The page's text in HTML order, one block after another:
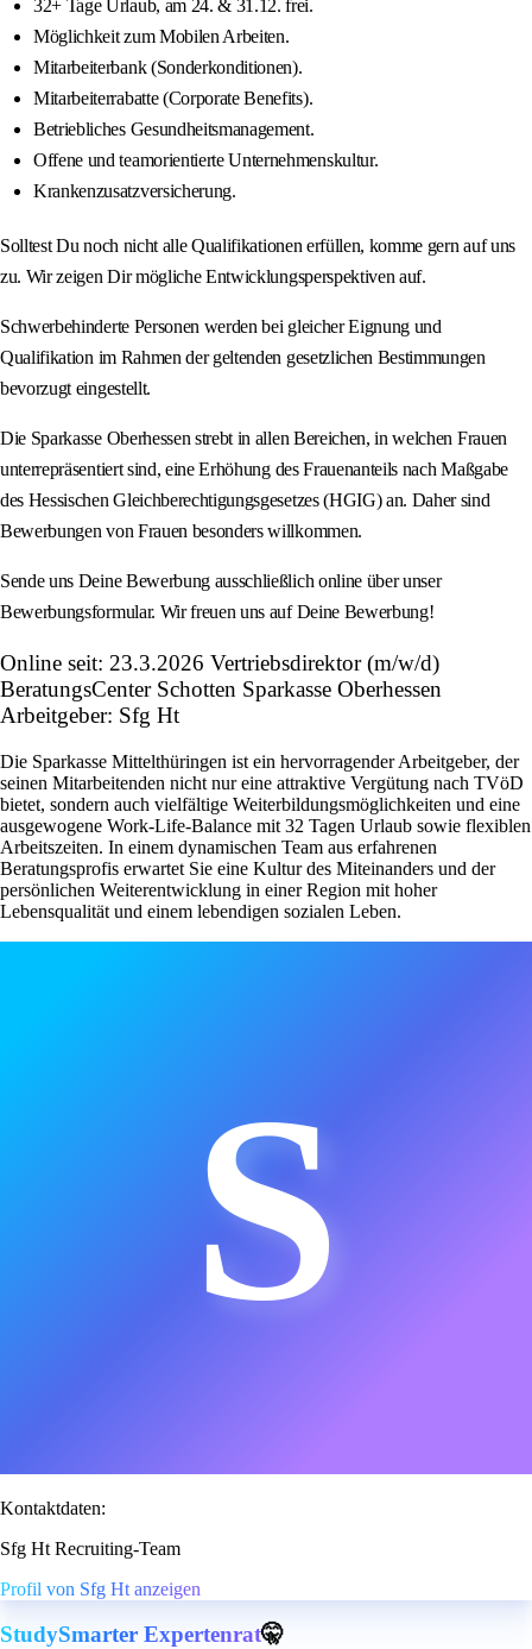
32+ Tage Urlaub, am 24. & 31.12. frei.
Möglichkeit zum Mobilen Arbeiten.
Mitarbeiterbank (Sonderkonditionen).
Mitarbeiterrabatte (Corporate Benefits).
Betriebliches Gesundheitsmanagement.
Offene und teamorientierte Unternehmenskultur.
Krankenzusatzversicherung.
Solltest Du noch nicht alle Qualifikationen erfüllen, komme gern auf uns
zu. Wir zeigen Dir mögliche Entwicklungsperspektiven auf.
Schwerbehinderte Personen werden bei gleicher Eignung und
Qualifikation im Rahmen der geltenden gesetzlichen Bestimmungen
bevorzugt eingestellt.
Die Sparkasse Oberhessen strebt in allen Bereichen, in welchen Frauen
unterrepräsentiert sind, eine Erhöhung des Frauenanteils nach Maßgabe
des Hessischen Gleichberechtigungsgesetzes (HGIG) an. Daher sind
Bewerbungen von Frauen besonders willkommen.
Sende uns Deine Bewerbung ausschließlich online über unser
Bewerbungsformular. Wir freuen uns auf Deine Bewerbung!
Online seit: 23.3.2026 Vertriebsdirektor (m/w/d)
BeratungsCenter Schotten Sparkasse Oberhessen
Arbeitgeber: Sfg Ht
Die Sparkasse Mittelthüringen ist ein hervorragender Arbeitgeber, der
seinen Mitarbeitenden nicht nur eine attraktive Vergütung nach TVöD
bietet, sondern auch vielfältige Weiterbildungsmöglichkeiten und eine
ausgewogene Work-Life-Balance mit 32 Tagen Urlaub sowie flexiblen
Arbeitszeiten. In einem dynamischen Team aus erfahrenen
Beratungsprofis erwartet Sie eine Kultur des Miteinanders und der
persönlichen Weiterentwicklung in einer Region mit hoher
Lebensqualität und einem lebendigen sozialen Leben.
S
Kontaktdaten:
Sfg Ht Recruiting-Team
Profil von Sfg Ht anzeigen
StudySmarter Expertenrat🤫